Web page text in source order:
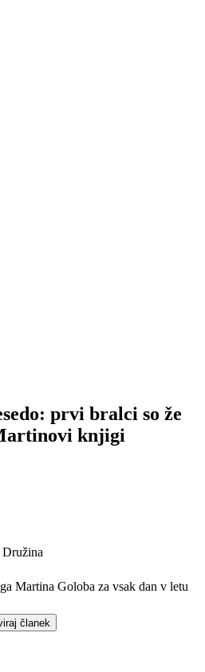
prvi bralci so že
knjigi
Družina
Martina Goloba za vsak dan v letu
članek